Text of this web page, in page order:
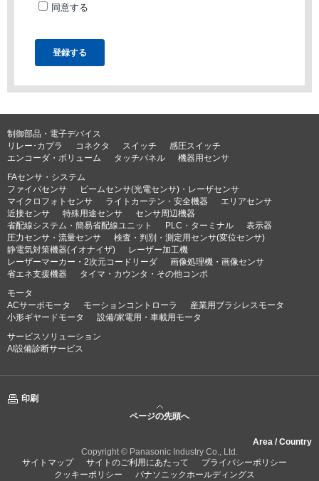
制御部品・電子デバイス
リレー･カプラ
コネクタ スイッチ
感圧スイッチ
エンコーダ・ボリューム
タッチパネル
機器用センサ
FAセンサ・システム
ファイバセンサ
ビームセンサ(光電センサ)・レーザセンサ
マイクロフォトセンサ
ライトカーテン・安全機器
エリアセンサ
近接センサ
特殊用途センサ
センサ周辺機器
省配線システム・簡易省配線ユニット
PLC・ターミナル
表示器
圧力センサ・流量センサ
検査・判別・測定用センサ(変位センサ)
静電気対策機器(イオナイザ)
レーザー加工機
レーザーマーカー・2次元コードリーダ
画像処理機・画像センサ
省エネ支援機器
タイマ・カウンタ・その他コンポ
モータ
ACサーボモータ
モーションコントローラ
産業用ブラシレスモータ
小形ギヤードモータ
設備/家電用・車載用モータ
サービスソリューション
AI設備診断サービス
印刷
ページの先頭へ
Area / Country
Copyright © Panasonic Industry Co., Ltd.
サイトマップ
サイトのご利用にあたって
プライバシーポリシー
クッキーポリシー
パナソニックホールディングス